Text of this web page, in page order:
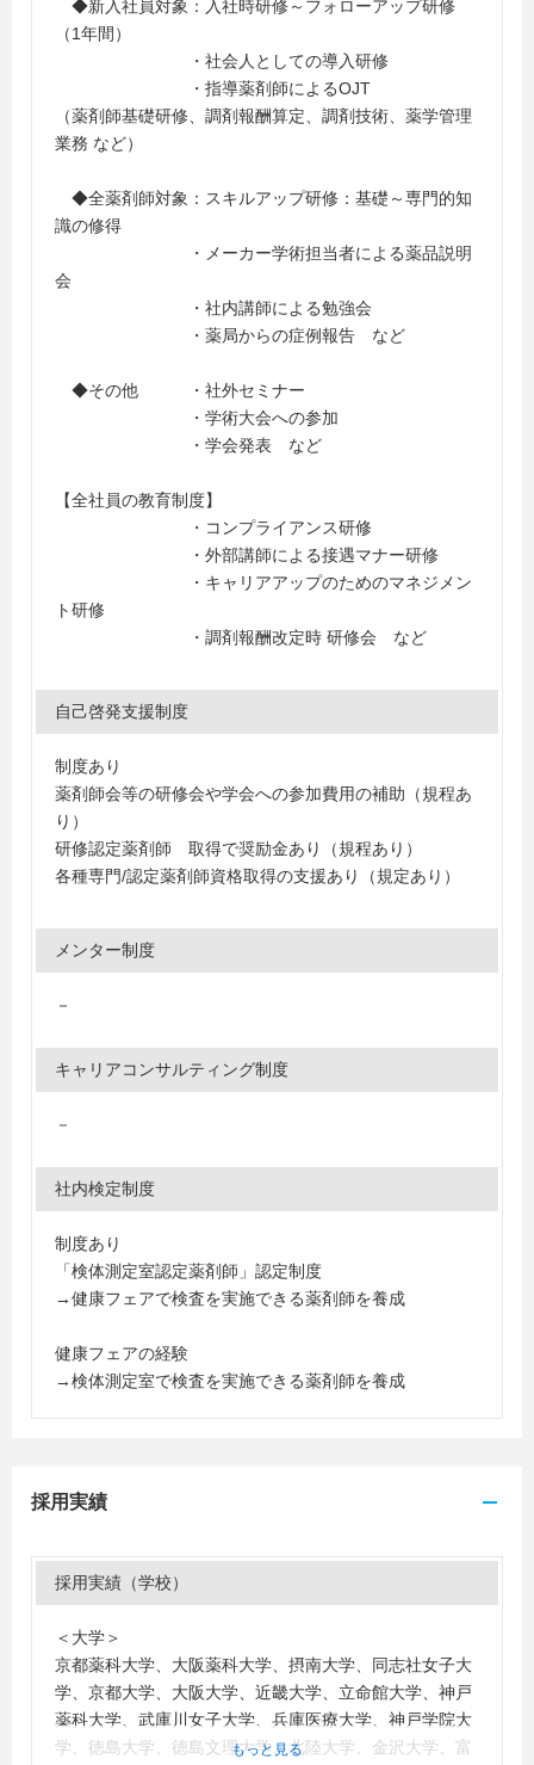
◆新入社員対象：入社時研修～フォローアップ研修
（1年間）
・社会人としての導入研修
・指導薬剤師によるOJT
（薬剤師基礎研修、調剤報酬算定、調剤技術、薬学管理
業務 など）
◆全薬剤師対象：スキルアップ研修：基礎～専門的知
識の修得
・メーカー学術担当者による薬品説明
会
・社内講師による勉強会
・薬局からの症例報告 など
◆その他 ・社外セミナー
・学術大会への参加
・学会発表 など
【全社員の教育制度】
・コンプライアンス研修
・外部講師による接遇マナー研修
・キャリアアップのためのマネジメン
ト研修
・調剤報酬改定時 研修会 など
自己啓発支援制度
制度あり
薬剤師会等の研修会や学会への参加費用の補助（規程あ
り）
研修認定薬剤師 取得で奨励金あり（規程あり）
各種専門/認定薬剤師資格取得の支援あり（規定あり）
メンター制度
－
キャリアコンサルティング制度
－
社内検定制度
制度あり
「検体測定室認定薬剤師」認定制度
→健康フェアで検査を実施できる薬剤師を養成
健康フェアの経験
→検体測定室で検査を実施できる薬剤師を養成
採用実績
採用実績（学校）
＜大学＞
京都薬科大学、大阪薬科大学、摂南大学、同志社女子大
学、京都大学、大阪大学、近畿大学、立命館大学、神戸
薬科大学、武庫川女子大学、兵庫医療大学、神戸学院大
学、徳島大学、徳島文理大学、北陸大学、金沢大学、富
もっと見る